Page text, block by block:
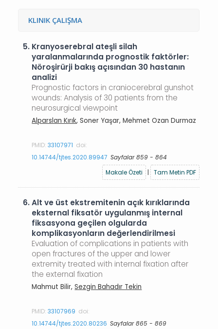
KLINIK ÇALIŞMA
5. Kranyoserebral ateşli silah
yaralanmalarında prognostik faktörler:
Nöroşirürji bakış açısından 30 hastanın
analizi
Prognostic factors in craniocerebral gunshot
wounds: Analysis of 30 patients from the
neurosurgical viewpoint
Alparslan Kırık, Soner Yaşar, Mehmet Ozan Durmaz
PMID:33107971 doi:
10.14744/tjtes.2020.89947 Sayfalar 859 - 864
Makale Özeti
| Tam Metin PDF
6.Alt ve üst ekstremitenin açık kırıklarında
eksternal fiksatör uygulanmış internal
fiksasyona geçilen olgularda
komplikasyonların değerlendirilmesi
Evaluation of complications in patients with
open fractures of the upper and lower
extremity treated with internal fixation after
the external fixation
Mahmut Bilir,Sezgin Bahadır Tekin
PMID:33107969 doi:
10.14744/tjtes.2020.80236 Sayfalar 865 - 869